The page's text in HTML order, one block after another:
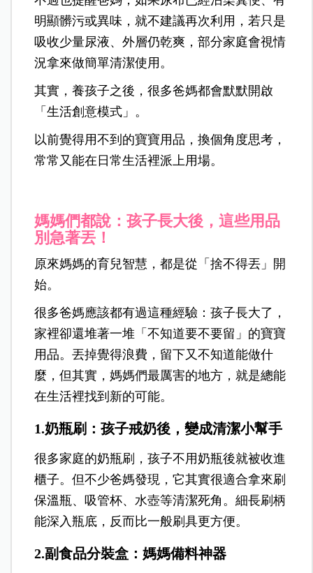
明顯髒污或異味，就不建議再次利用，若只是
吸收少量尿液、外層仍乾爽，部分家庭會視情
況拿來做簡單清潔使用。
其實，養孩子之後，很多爸媽都會默默開啟
「生活創意模式」。
以前覺得用不到的寶寶用品，換個角度思考，
常常又能在日常生活裡派上用場。
媽媽們都說：孩子長大後，這些用品
別急著丟！
原來媽媽的育兒智慧，都是從「捨不得丟」開
始。
很多爸媽應該都有過這種經驗：孩子長大了，
家裡卻還堆著一堆「不知道要不要留」的寶寶
用品。丟掉覺得浪費，留下又不知道能做什
麼，但其實，媽媽們最厲害的地方，就是總能
在生活裡找到新的可能。
1.奶瓶刷：孩子戒奶後，變成清潔小幫手
很多家庭的奶瓶刷，孩子不用奶瓶後就被收進
櫃子。但不少爸媽發現，它其實很適合拿來刷
保溫瓶、吸管杯、水壺等清潔死角。細長刷柄
能深入瓶底，反而比一般刷具更方便。
2.副食品分裝盒：媽媽備料神器